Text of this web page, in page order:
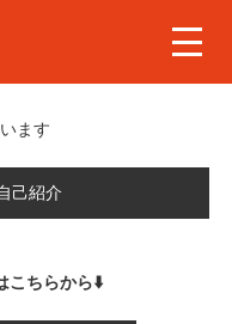
ます
己紹介
こちらから⬇️